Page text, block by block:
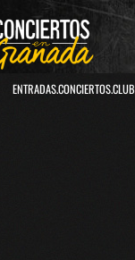
ENTRADAS.CONCIERTOS.CLUB